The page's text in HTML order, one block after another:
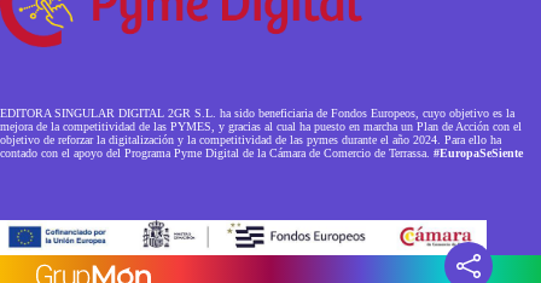
EDITORA SINGULAR DIGITAL 2GR S.L. ha sido beneficiaria de Fondos Europeos, cuyo objetivo es la
mejora de la competitividad de las PYMES, y gracias al cual ha puesto en marcha un Plan de Acción con el
objetivo de reforzar la digitalización y la competitividad de las pymes durante el año 2024. Para ello ha
contado con el apoyo del Programa Pyme Digital de la Cámara de Comercio de Terrassa. #EuropaSeSiente